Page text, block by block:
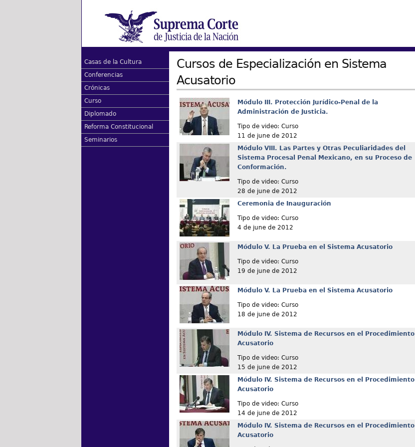
Casas de la Cultura
Conferencias
Crónicas
Curso
Diplomado
Reforma Constitucional
Seminarios
Cursos de Especialización en Sistema
Acusatorio
Módulo III. Protección Jurídico-Penal de la
Administración de Justicia.
Tipo de video: Curso
11 de june de 2012
Módulo VIII. Las Partes y Otras Peculiaridades del
Sistema Procesal Penal Mexicano, en su Proceso de
Conformación.
Tipo de video: Curso
28 de june de 2012
Ceremonia de Inauguración
Tipo de video: Curso
4 de june de 2012
Módulo V. La Prueba en el Sistema Acusatorio
Tipo de video: Curso
19 de june de 2012
Módulo V. La Prueba en el Sistema Acusatorio
Tipo de video: Curso
18 de june de 2012
Módulo IV. Sistema de Recursos en el Procedimiento
Acusatorio
Tipo de video: Curso
15 de june de 2012
Módulo IV. Sistema de Recursos en el Procedimiento
Acusatorio
Tipo de video: Curso
14 de june de 2012
Módulo IV. Sistema de Recursos en el Procedimiento
Acusatorio